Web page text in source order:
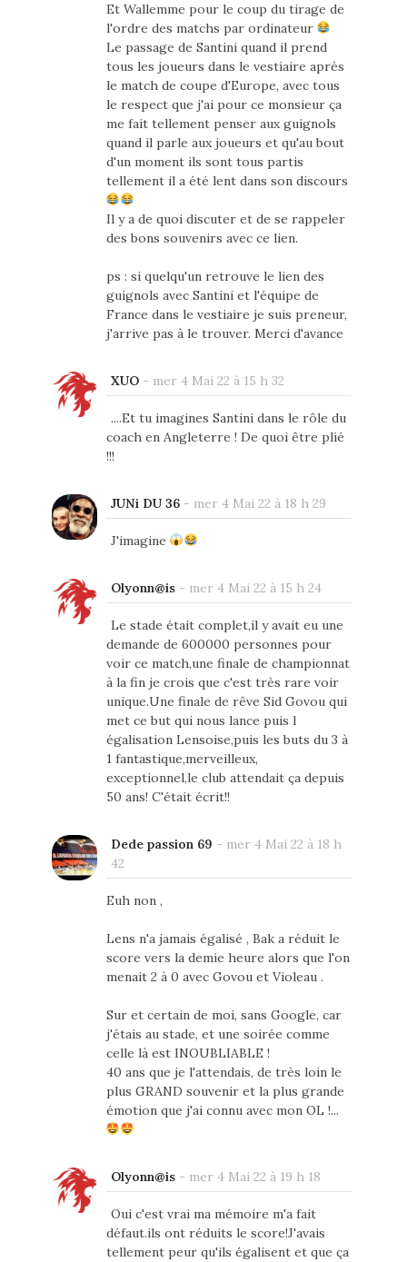
Et Wallemme pour le coup du tirage de
l'ordre des matchs par ordinateur
Le passage de Santini quand il prend
tous les joueurs dans le vestiaire après
le match de coupe d'Europe, avec tous
le respect que j'ai pour ce monsieur ça
me fait tellement penser aux guignols
quand il parle aux joueurs et qu'au bout
d'un moment ils sont tous partis
tellement il a été lent dans son discours
Il y a de quoi discuter et de se rappeler
des bons souvenirs avec ce lien.
ps : si quelqu'un retrouve le lien des
guignols avec Santini et l'équipe de
France dans le vestiaire je suis preneur,
j'arrive pas à le trouver. Merci d'avance
XUO- mer 4 Mai 22 à 15 h 32
....Et tu imagines Santini dans le rôle du
coach en Angleterre ! De quoi être plié
!!!
JUNi DU 36- mer 4 Mai 22 à 18 h 29
J'imagine
Olyonn@is- mer 4 Mai 22 à 15 h 24
Le stade était complet,il y avait eu une
demande de 600000 personnes pour
voir ce match,une finale de championnat
à la fin je crois que c'est très rare voir
unique.Une finale de rêve Sid Govou qui
met ce but qui nous lance puis l
égalisation Lensoise,puis les buts du 3 à
1 fantastique,merveilleux,
exceptionnel,le club attendait ça depuis
50 ans! C'était écrit!!
Dede passion 69 - mer 4 Mai 22 à 18 h
42
Euh non ,
Lens n'a jamais égalisé , Bak a réduit le
score vers la demie heure alors que l'on
menait 2 à 0 avec Govou et Violeau .
Sur et certain de moi, sans Google, car
j'étais au stade, et une soirée comme
celle là est INOUBLIABLE !
40 ans que je l'attendais, de très loin le
plus GRAND souvenir et la plus grande
émotion que j'ai connu avec mon OL !...
Olyonn@is- mer 4 Mai 22 à 19 h 18
Oui c'est vrai ma mémoire m'a fait
défaut.ils ont réduits le score!J'avais
tellement peur qu'ils égalisent et que ça